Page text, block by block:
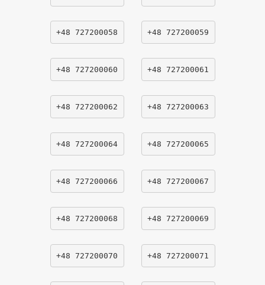
+48 727200058 +48 727200059
+48 727200060 +48 727200061
+48 727200062 +48 727200063
+48 727200064 +48 727200065
+48 727200066 +48 727200067
+48 727200068 +48 727200069
+48 727200070 +48 727200071